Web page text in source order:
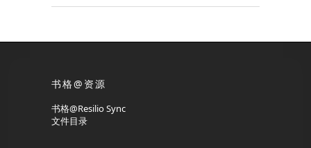
书格@资源
书格@Resilio Sync
文件目录